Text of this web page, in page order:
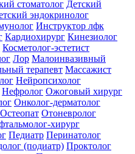
стоматолог Детский
эндокринолог
Инструктор лфк
Кардиохирург Кинезиолог
Косметолог-эстетист
Лор Малоинвазивный
терапевт Массажист
Нейропсихолог
Нефролог Ожоговый хирург
Онколог-дерматолог
Остеопат Отоневролог
хирург
Педиатр Перинатолог
(подиатр) Проктолог